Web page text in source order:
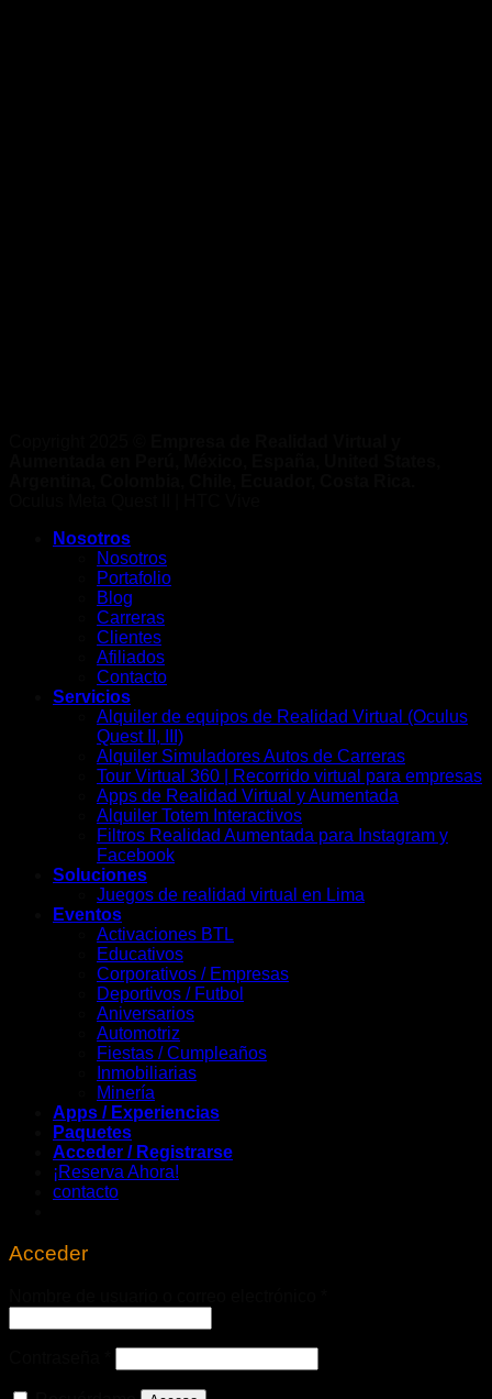
Nosotros
Nosotros
Portafolio
Blog
Carreras
Clientes
Afiliados
Contacto
Servicios
Alquiler de equipos de Realidad Virtual (Oculus
Quest II, III)
Alquiler Simuladores Autos de Carreras
Tour Virtual 360 | Recorrido virtual para empresas
Apps de Realidad Virtual y Aumentada
Alquiler Totem Interactivos
Filtros Realidad Aumentada para Instagram y
Facebook
Soluciones
Juegos de realidad virtual en Lima
Eventos
Activaciones BTL
Educativos
Corporativos / Empresas
Deportivos / Futbol
Aniversarios
Automotriz
Fiestas / Cumpleaños
Inmobiliarias
Minería
Apps / Experiencias
Paquetes
Acceder / Registrarse
¡Reserva Ahora!
contacto
Acceder